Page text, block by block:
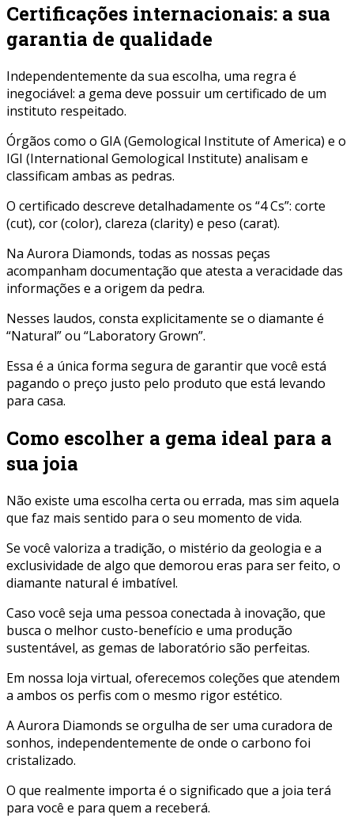
Certificações internacionais: a sua
garantia de qualidade
Independentemente da sua escolha, uma regra é
inegociável: a gema deve possuir um certificado de um
instituto respeitado.
Órgãos como o GIA (Gemological Institute of America) e o
IGI (International Gemological Institute) analisam e
classificam ambas as pedras.
O certificado descreve detalhadamente os “4 Cs”: corte
(cut), cor (color), clareza (clarity) e peso (carat).
Na Aurora Diamonds, todas as nossas peças
acompanham documentação que atesta a veracidade das
informações e a origem da pedra.
Nesses laudos, consta explicitamente se o diamante é
“Natural” ou “Laboratory Grown”.
Essa é a única forma segura de garantir que você está
pagando o preço justo pelo produto que está levando
para casa.
Como escolher a gema ideal para a
sua joia
Não existe uma escolha certa ou errada, mas sim aquela
que faz mais sentido para o seu momento de vida.
Se você valoriza a tradição, o mistério da geologia e a
exclusividade de algo que demorou eras para ser feito, o
diamante natural é imbatível.
Caso você seja uma pessoa conectada à inovação, que
busca o melhor custo-benefício e uma produção
sustentável, as gemas de laboratório são perfeitas.
Em nossa loja virtual, oferecemos coleções que atendem
a ambos os perfis com o mesmo rigor estético.
A Aurora Diamonds se orgulha de ser uma curadora de
sonhos, independentemente de onde o carbono foi
cristalizado.
O que realmente importa é o significado que a joia terá
para você e para quem a receberá.